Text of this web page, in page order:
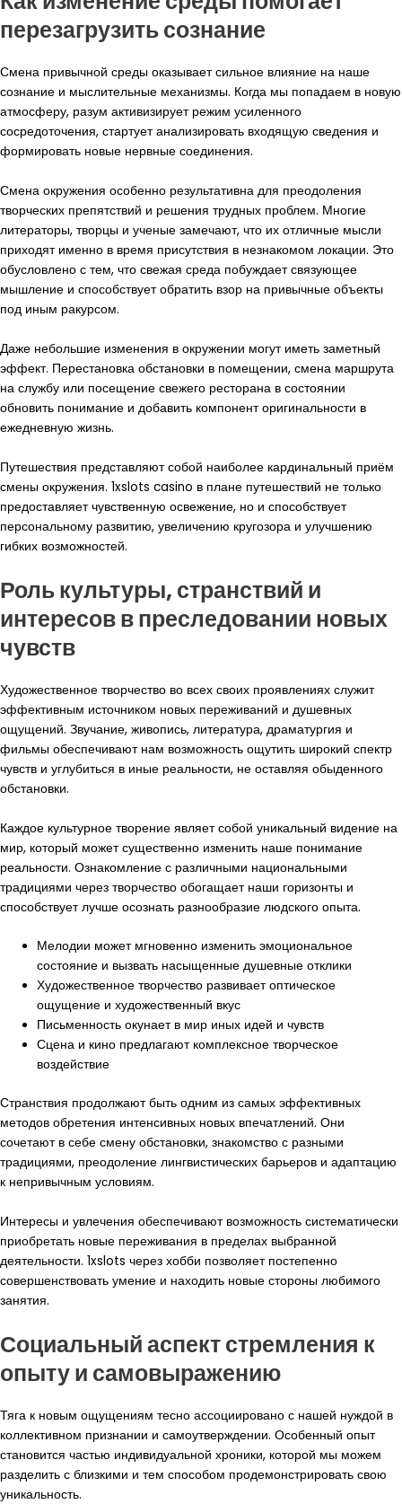
перезагрузить сознание
Смена привычной среды оказывает сильное влияние на наше
сознание и мыслительные механизмы. Когда мы попадаем в новую
атмосферу, разум активизирует режим усиленного
сосредоточения, стартует анализировать входящую сведения и
формировать новые нервные соединения.
Смена окружения особенно результативна для преодоления
творческих препятствий и решения трудных проблем. Многие
литераторы, творцы и ученые замечают, что их отличные мысли
приходят именно в время присутствия в незнакомом локации. Это
обусловлено с тем, что свежая среда побуждает связующее
мышление и способствует обратить взор на привычные объекты
под иным ракурсом.
Даже небольшие изменения в окружении могут иметь заметный
эффект. Перестановка обстановки в помещении, смена маршрута
на службу или посещение свежего ресторана в состоянии
обновить понимание и добавить компонент оригинальности в
ежедневную жизнь.
Путешествия представляют собой наиболее кардинальный приём
смены окружения. 1xslots casino в плане путешествий не только
предоставляет чувственную освежение, но и способствует
персональному развитию, увеличению кругозора и улучшению
гибких возможностей.
Роль культуры, странствий и
интересов в преследовании новых
чувств
Художественное творчество во всех своих проявлениях служит
эффективным источником новых переживаний и душевных
ощущений. Звучание, живопись, литература, драматургия и
фильмы обеспечивают нам возможность ощутить широкий спектр
чувств и углубиться в иные реальности, не оставляя обыденного
обстановки.
Каждое культурное творение являет собой уникальный видение на
мир, который может существенно изменить наше понимание
реальности. Ознакомление с различными национальными
традициями через творчество обогащает наши горизонты и
способствует лучше осознать разнообразие людского опыта.
Мелодии может мгновенно изменить эмоциональное
состояние и вызвать насыщенные душевные отклики
Художественное творчество развивает оптическое
ощущение и художественный вкус
Письменность окунает в мир иных идей и чувств
Сцена и кино предлагают комплексное творческое
воздействие
Странствия продолжают быть одним из самых эффективных
методов обретения интенсивных новых впечатлений. Они
сочетают в себе смену обстановки, знакомство с разными
традициями, преодоление лингвистических барьеров и адаптацию
к непривычным условиям.
Интересы и увлечения обеспечивают возможность систематически
приобретать новые переживания в пределах выбранной
деятельности. 1xslots через хобби позволяет постепенно
совершенствовать умение и находить новые стороны любимого
занятия.
Социальный аспект стремления к
опыту и самовыражению
Тяга к новым ощущениям тесно ассоциировано с нашей нуждой в
коллективном признании и самоутверждении. Особенный опыт
становится частью индивидуальной хроники, которой мы можем
разделить с близкими и тем способом продемонстрировать свою
уникальность.